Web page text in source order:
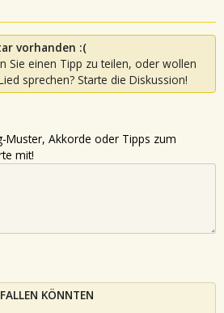
vorhanden :(
Sie einen Tipp zu teilen, oder wollen
sprechen? Starte die Diskussion!
Muster, Akkorde oder Tipps zum
mit!
KÖNNTEN